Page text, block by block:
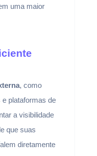
uma maior
, como
plataformas de
a visibilidade
que suas
diretamente